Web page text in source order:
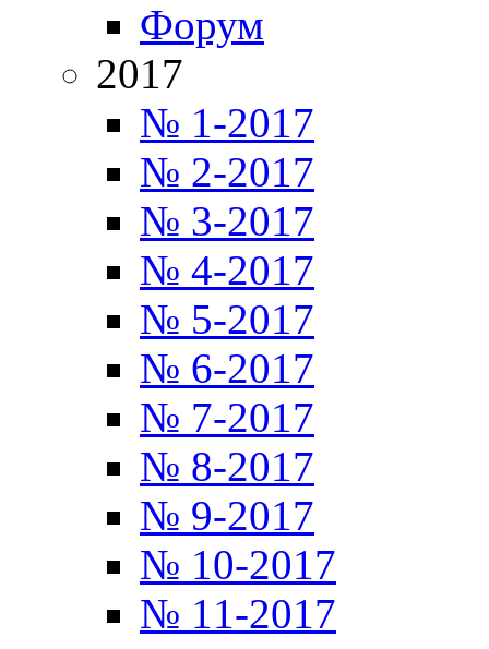
Форум
2017
№ 1-2017
№ 2-2017
№ 3-2017
№ 4-2017
№ 5-2017
№ 6-2017
№ 7-2017
№ 8-2017
№ 9-2017
№ 10-2017
№ 11-2017